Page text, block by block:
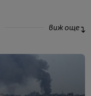
виж още